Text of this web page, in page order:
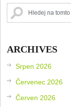
ARCHIVES
Srpen 2026
Červenec 2026
Červen 2026